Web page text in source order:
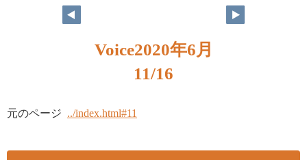
Voice2020年6月
11/16
元のページ ../index.html#11